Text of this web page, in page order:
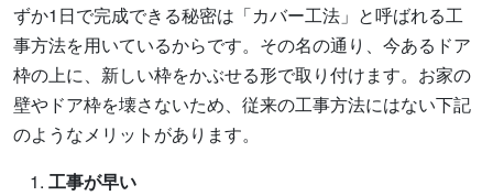
ずか1日で完成できる秘密は「カバー工法」と呼ばれる工
事方法を用いているからです。その名の通り、今あるドア
枠の上に、新しい枠をかぶせる形で取り付けます。お家の
壁やドア枠を壊さないため、従来の工事方法にはない下記
のようなメリットがあります。
工事が早い